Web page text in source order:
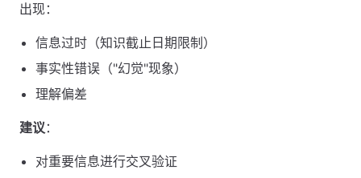
出现：
信息过时（知识截止日期限制）
事实性错误（"幻觉"现象）
理解偏差
建议：
对重要信息进行交叉验证